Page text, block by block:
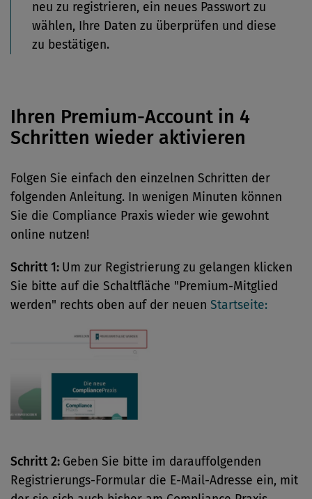
neu zu registrieren, ein neues Passwort zu
wählen, Ihre Daten zu überprüfen und diese
zu bestätigen.
Ihren Premium-Account in 4
Schritten wieder aktivieren
Folgen Sie einfach den einzelnen Schritten der
folgenden Anleitung. In wenigen Minuten können
Sie die Compliance Praxis wieder wie gewohnt
online nutzen!
Schritt 1: Um zur Registrierung zu gelangen klicken
Sie bitte auf die Schaltfläche "Premium-Mitglied
werden" rechts oben auf der neuen Startseite:
Schritt 2: Geben Sie bitte im darauffolgenden
Registrierungs-Formular die E-Mail-Adresse ein, mit